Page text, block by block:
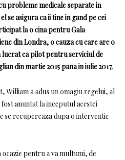
probleme medicale separate in
se asigura ca ii tine in gand pe cei
la o cina pentru Gala
din Londra, o cauza cu care are o
lucrat ca pilot pentru serviciul de
din martie 2015 pana in iulie 2017.
William a adus un omagiu regelui, al
anuntat la inceputul acestei
se recupereaza dupa o interventie
ocazie pentru a va multumi, de